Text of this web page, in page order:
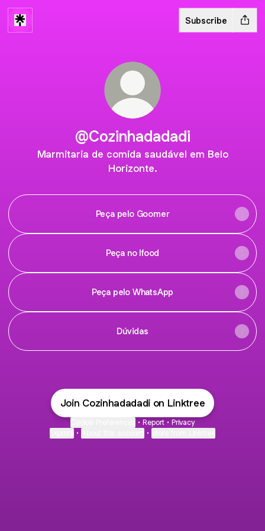
Subscribe
@Cozinhadadadi
Marmitaria de comida saudável em Belo
Horizonte.
Peça pelo Goomer
Peça no Ifood
Peça pelo WhatsApp
Dúvidas
Join Cozinhadadadi on Linktree
• Report • Privacy
• •